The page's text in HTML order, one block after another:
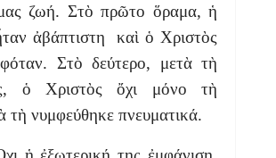
ζωή. Στὸ πρῶτο ὅραμα, ἡ
ἀβάπτιστη καὶ ὁ Χριστὸς
Στὸ δεύτερο, μετὰ τὴ
ὁ Χριστὸς ὄχι μόνο τὴ
τὴ νυμφεύθηκε πνευματικά.